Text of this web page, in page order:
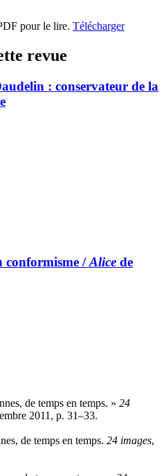
pour le lire. Télécharger
revue
: conservateur de la
conformisme /Alice de
de temps en temps. » 24
2011, p. 31–33.
de temps en temps. 24 images,